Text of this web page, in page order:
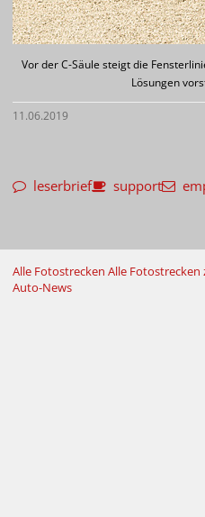
Vor der C-Säule steigt die
Lösungen
11.06.2019
leserbrief support
Alle Fotostrecken Alle Fotostrecken
Auto-News